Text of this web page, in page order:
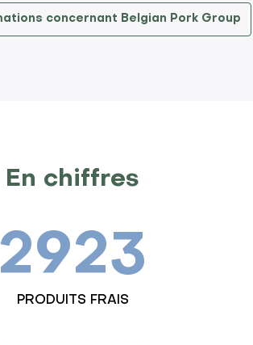
concernant Belgian Pork Group
En chiffres
2923
PRODUITS FRAIS